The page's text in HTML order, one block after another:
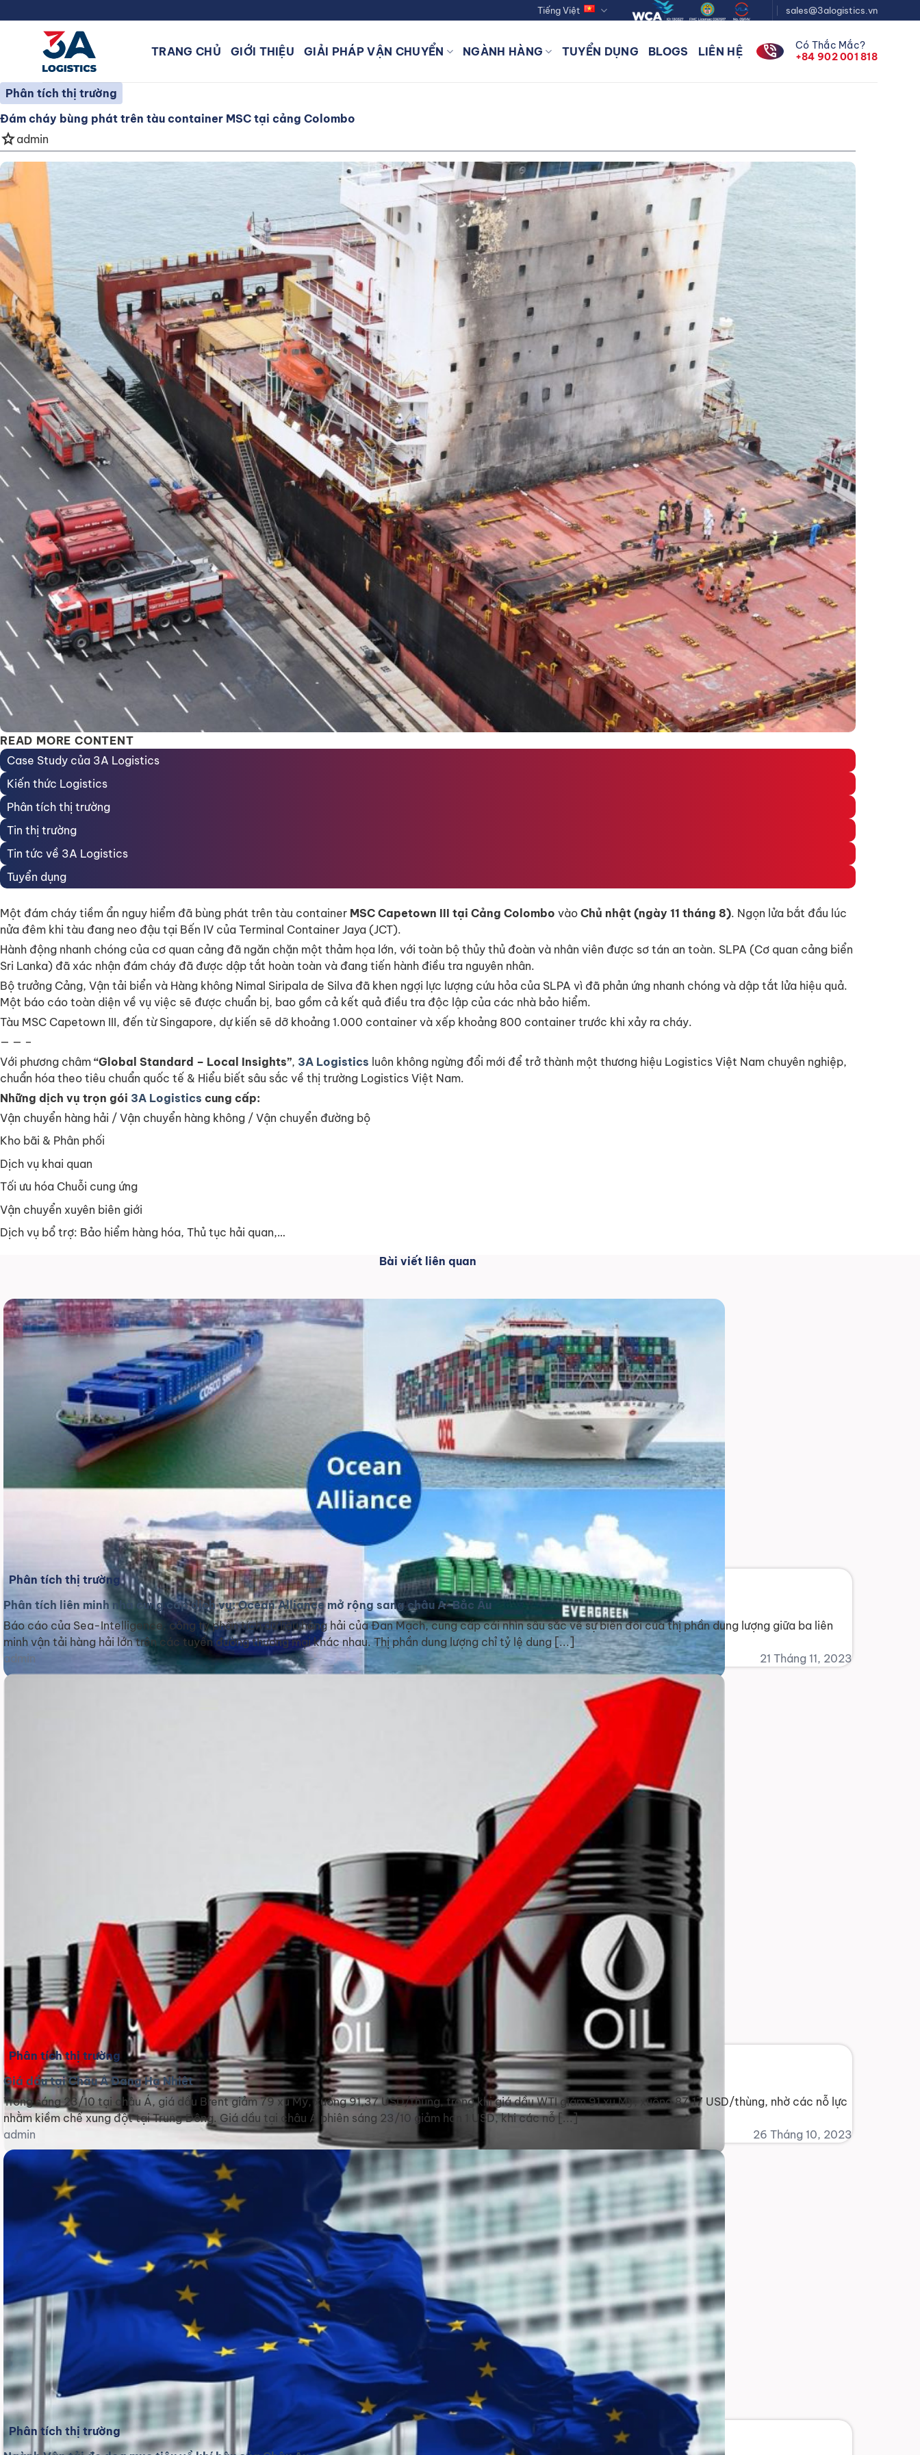
qua
Tiếng Việt sales@3alogistics.vn
TRANG CHỦ GIỚI THIỆU GIẢI PHÁP VẬN CHUYỂN NGÀNH HÀNG TUYỂN DỤNG BLOGS LIÊN HỆ phone_in_talk
Có Thắc Mắc?
+84 902 001 818
Phân tích thị trường
Đám cháy bùng phát trên tàu container MSC tại cảng Colombo
staradmin
READ MORE CONTENT
Case Study của 3A Logistics
Kiến thức Logistics
Phân tích thị trường
Tin thị trường
Tin tức về 3A Logistics
Tuyển dụng
Một đám cháy tiềm ẩn nguy hiểm đã bùng phát trên tàu container MSC Capetown III tại Cảng Colombo vào Chủ nhật (ngày 11 tháng 8). Ngọn lửa bắt đầu lúc
nửa đêm khi tàu đang neo đậu tại Bến IV của Terminal Container Jaya (JCT).
Hành động nhanh chóng của cơ quan cảng đã ngăn chặn một thảm họa lớn, với toàn bộ thủy thủ đoàn và nhân viên được sơ tán an toàn. SLPA (Cơ quan cảng biển
Sri Lanka) đã xác nhận đám cháy đã được dập tắt hoàn toàn và đang tiến hành điều tra nguyên nhân.
Bộ trưởng Cảng, Vận tải biển và Hàng không Nimal Siripala de Silva đã khen ngợi lực lượng cứu hỏa của SLPA vì đã phản ứng nhanh chóng và dập tắt lửa hiệu quả.
Một báo cáo toàn diện về vụ việc sẽ được chuẩn bị, bao gồm cả kết quả điều tra độc lập của các nhà bảo hiểm.
Tàu MSC Capetown III, đến từ Singapore, dự kiến ​​sẽ dỡ khoảng 1.000 container và xếp khoảng 800 container trước khi xảy ra cháy.
— — –
Với phương châm “Global Standard – Local Insights”, 3A Logistics luôn không ngừng đổi mới để trở thành một thương hiệu Logistics Việt Nam chuyên nghiệp,
chuẩn hóa theo tiêu chuẩn quốc tế & Hiểu biết sâu sắc về thị trường Logistics Việt Nam.
Những dịch vụ trọn gói 3A Logistics cung cấp:
Vận chuyển hàng hải / Vận chuyển hàng không / Vận chuyển đường bộ
Kho bãi & Phân phối
Dịch vụ khai quan
Tối ưu hóa Chuỗi cung ứng
Vận chuyển xuyên biên giới
Dịch vụ bổ trợ: Bảo hiểm hàng hóa, Thủ tục hải quan,…
Bài viết liên quan
Phân tích thị trường
Phân tích liên minh nhà cung cấp dịch vụ: Ocean Alliance mở rộng sang châu Á-Bắc Âu
Báo cáo của Sea-Intelligence, công ty phân tích dữ liệu hàng hải của Đan Mạch, cung cấp cái nhìn sâu sắc về sự biến đổi của thị phần dung lượng giữa ba liên
minh vận tải hàng hải lớn trên các tuyến đường thương mại khác nhau. Thị phần dung lượng chỉ tỷ lệ dung [...]
admin
21 Tháng 11, 2023
Phân tích thị trường
Giá dầu tại Châu Á Đang Hạ Nhiệt
Trong sáng 23/10 tại châu Á, giá dầu Brent giảm 79 xu Mỹ, xuống 91,37 USD/thùng, trong khi giá dầu WTI giảm 91 xu Mỹ, xuống 87,17 USD/thùng, nhờ các nỗ lực
nhằm kiềm chế xung đột tại Trung Đông. Giá dầu tại châu Á phiên sáng 23/10 giảm hơn 1 USD, khi các nỗ [...]
admin
26 Tháng 10, 2023
Phân tích thị trường